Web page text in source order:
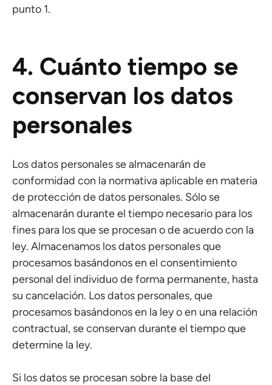
punto 1.
4. Cuánto tiempo se
conservan los datos
personales
Los datos personales se almacenarán de
conformidad con la normativa aplicable en materia
de protección de datos personales. Sólo se
almacenarán durante el tiempo necesario para los
fines para los que se procesan o de acuerdo con la
ley. Almacenamos los datos personales que
procesamos basándonos en el consentimiento
personal del individuo de forma permanente, hasta
su cancelación. Los datos personales, que
procesamos basándonos en la ley o en una relación
contractual, se conservan durante el tiempo que
determine la ley.
Si los datos se procesan sobre la base del